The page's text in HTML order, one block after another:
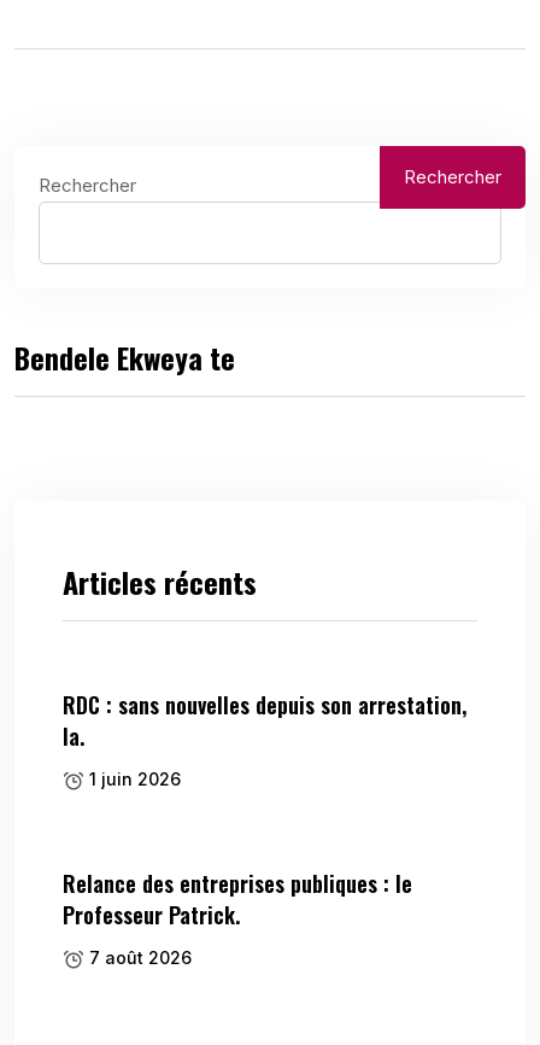
Rechercher Rechercher
Bendele Ekweya te
Articles récents
RDC : sans nouvelles depuis son arrestation,
la.
1 juin 2026
Relance des entreprises publiques : le
Professeur Patrick.
7 août 2026